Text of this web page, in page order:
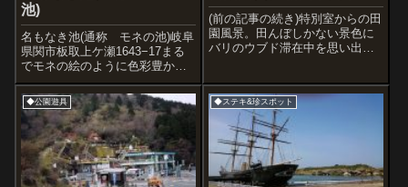
池)
名もなき池(通称 モネの池)岐阜
県関市板取上ケ瀬1643−17まる
でモネの絵のように色彩豊かで
知られる「モネの池」ですが、
これは２月(今年)なので、雪が積
もっているわけでもなく、鮮や
かな緑の葉も、ましてや紅葉も
なく完全なオフシーズン。期待
は...
(前の記事の続き)特別室からの田
園風景。田んぼしかない景色に
バリのウブド滞在中を思い出し
が公楽園)
◆公園遊具 ◆ステキ&珍スポット